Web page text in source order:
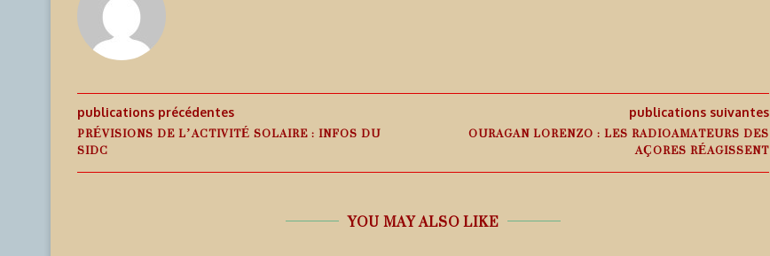
publications précédentes
PRÉVISIONS DE L’ACTIVITÉ SOLAIRE : INFOS DU
SIDC
publications suivantes
OURAGAN LORENZO : LES RADIOAMATEURS DES
AÇORES RÉAGISSENT
YOU MAY ALSO LIKE